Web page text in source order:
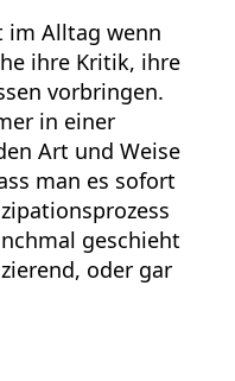
im Alltag wenn
ihre Kritik, ihre
vorbringen.
in einer
Art und Weise
man es sofort
geschieht
oder gar